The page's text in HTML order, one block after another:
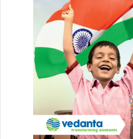
sushasan
नेपालमा सुशासन
सुशासन की परिभाषा क्या है
सुशासन क्या है
सुशासन तिहार में
सुशासन तिहार मे